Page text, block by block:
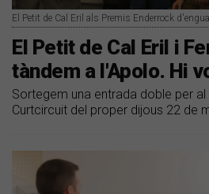
El Petit de Cal Eril als Premis Enderrock
El Petit de Cal Eril i
tàndem a l'Apolo. Hi
Sortegem una entrada doble per
Curtcircuit del proper dijous 22 de